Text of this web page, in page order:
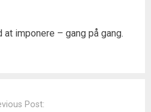
imponere – gang på gang.
Post: